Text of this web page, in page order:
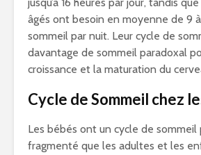
âgés ont besoin en moyenne de 9
sommeil par nuit. Leur cycle de
davantage de sommeil paradoxal
croissance et la maturation du
Cycle de Sommeil chez
Les bébés ont un cycle de sommeil
fragmenté que les adultes et les